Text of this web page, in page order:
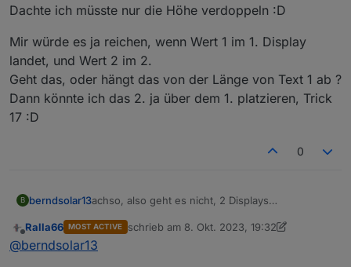
Dachte ich müsste nur die Höhe verdoppeln :D
Mir würde es ja reichen, wenn Wert 1 im 1. Display
landet, und Wert 2 im 2.
Geht das, oder hängt das von der Länge von Text 1 ab ?
Dann könnte ich das 2. ja über dem 1. platzieren, Trick
17 :D
0
B berndsolar13achso, also geht es nicht, 2 Displays
Dachte ich müsste nur die Höhe verdoppeln :D
Mir würde es ja reichen, wenn Wert 1 im 1.
Display landet, und Wert 2 im 2.
Offline
Ralla66 MOST ACTIVE schrieb am 8. Okt. 2023, 19:32
zuletzt editiert von Ralla6610. Aug. 2023,
@berndsolar13